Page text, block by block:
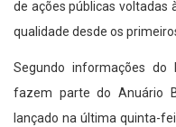
de ações públicas voltadas
qualidade desde os
Segundo informações do
fazem parte do Anuário
lançado na última quinta-